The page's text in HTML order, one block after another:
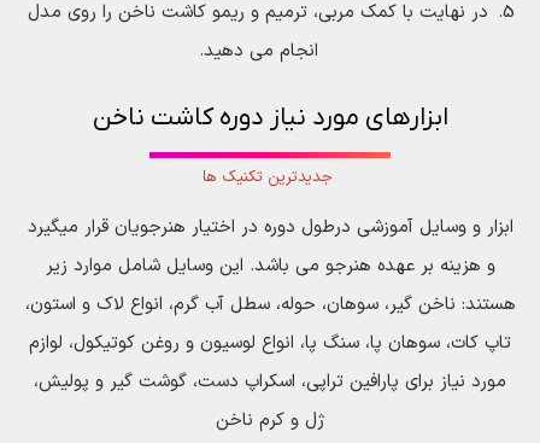
در نهایت با کمک مربی، ترمیم و ریمو کاشت ناخن را روی مدل
انجام می دهید.
ابزارهای مورد نیاز دوره کاشت ناخن
جدیدترین تکنیک ها
ابزار و وسایل آموزشی درطول دوره در اختیار هنرجویان قرار میگیرد
و هزینه بر عهده هنرجو می باشد. این وسایل شامل موارد زیر
هستند: ناخن گیر، سوهان، حوله، سطل آب گرم، انواع لاک و استون،
تاپ کات، سوهان پا، سنگ پا، انواع لوسیون و روغن کوتیکول، لوازم
مورد نیاز برای پارافین تراپی، اسکراپ دست، گوشت گیر و پولیش،
ژل و کرم ناخن